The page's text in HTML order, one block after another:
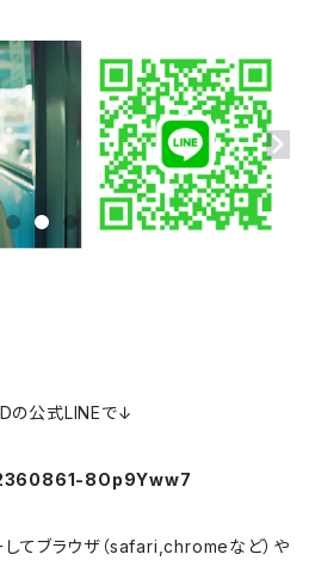
の公式LINEで↓
8Op9Yww7
てブラウザ（safari,chromeなど）や